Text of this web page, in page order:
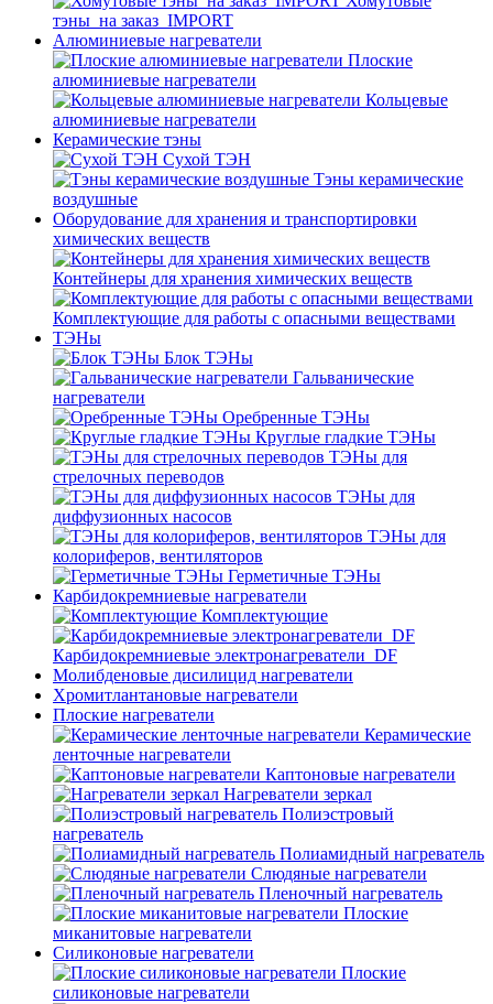
тэны_на заказ_IMPORT
Алюминиевые нагреватели
Плоские
алюминиевые нагреватели
Кольцевые
алюминиевые нагреватели
Керамические тэны
Сухой ТЭН
Тэны керамические
воздушные
Оборудование для хранения и транспортировки
химических веществ
Контейнеры для хранения химических веществ
Комплектующие для работы с опасными веществами
ТЭНы
Блок ТЭНы
Гальванические
нагреватели
Оребренные ТЭНы
Круглые гладкие ТЭНы
ТЭНы для
стрелочных переводов
ТЭНы для
диффузионных насосов
ТЭНы для
колориферов, вентиляторов
Герметичные ТЭНы
Карбидокремниевые нагреватели
Комплектующие
Карбидокремниевые электронагреватели_DF
Молибденовые дисилицид нагреватели
Хромитлантановые нагреватели
Плоские нагреватели
Керамические
ленточные нагреватели
Каптоновые нагреватели
Нагреватели зеркал
Полиэстровый
нагреватель
Полиамидный нагреватель
Слюдяные нагреватели
Пленочный нагреватель
Плоские
миканитовые нагреватели
Силиконовые нагреватели
Плоские
силиконовые нагреватели